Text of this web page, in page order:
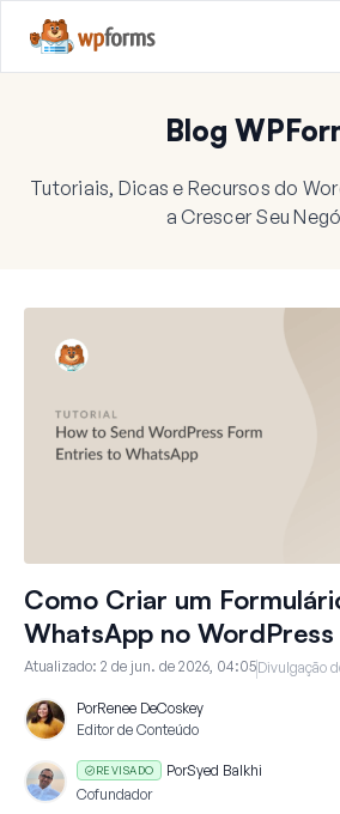
Blog
Tutoriais, Dicas e Recursos do
a Crescer Seu
Como Criar um
WhatsApp no WordPress
Atualizado: 2 de jun. de 2026, 04:05Divulgação
PorRenee DeCoskey
Editor de Conteúdo
REVISADO PorSyed Balkhi
Cofundador